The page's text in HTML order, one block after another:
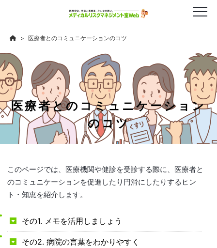
医療者とのコミュニケーションのコツ
医療者とのコミュニケーション
のコツ
このページでは、医療機関や健診を受診する際に、医療者と
のコミュニケーションを促進したり円滑にしたりするヒン
ト・知恵を紹介します。
その1. メモを活用しましょう
その2. 病院の言葉をわかりやすく